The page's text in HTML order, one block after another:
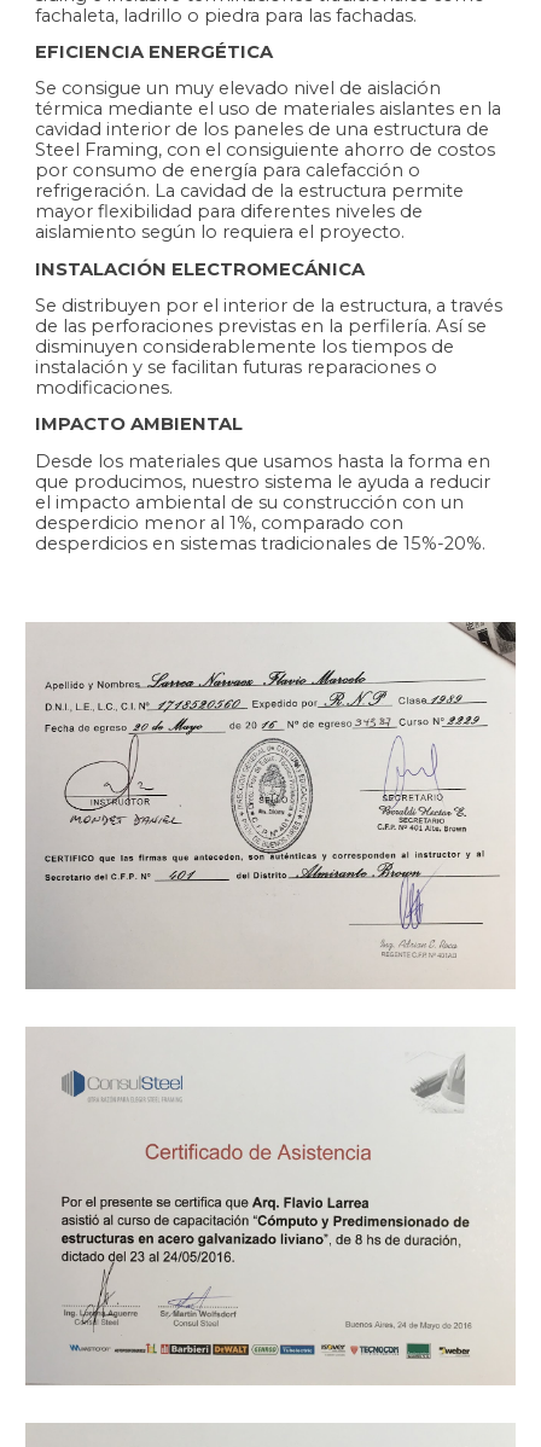
fachaleta, ladrillo o piedra para las fachadas.
EFICIENCIA ENERGÉTICA
Se consigue un muy elevado nivel de aislación
térmica mediante el uso de materiales aislantes en la
cavidad interior de los paneles de una estructura de
Steel Framing, con el consiguiente ahorro de costos
por consumo de energía para calefacción o
refrigeración. La cavidad de la estructura permite
mayor flexibilidad para diferentes niveles de
aislamiento según lo requiera el proyecto.
INSTALACIÓN ELECTROMECÁNICA
Se distribuyen por el interior de la estructura, a través
de las perforaciones previstas en la perfilería. Así se
disminuyen considerablemente los tiempos de
instalación y se facilitan futuras reparaciones o
modificaciones.
IMPACTO AMBIENTAL
Desde los materiales que usamos hasta la forma en
que producimos, nuestro sistema le ayuda a reducir
el impacto ambiental de su construcción con un
desperdicio menor al 1%, comparado con
desperdicios en sistemas tradicionales de 15%-20%.